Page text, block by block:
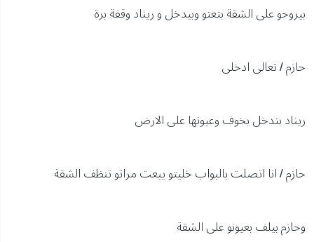
بيروحو على الشقة بتعتو وبيدخل و ريناد وقفة برة
حازم / تعالى ادخلى
ريناد بتدخل بخوف وعيونها على الارض
حازم / انا اتصلت بالبواب خليتو يبعت مراتو تنظف الشقة
وحازم بيلف بعيونو على الشقة